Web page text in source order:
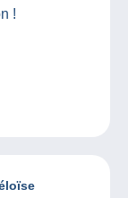
!